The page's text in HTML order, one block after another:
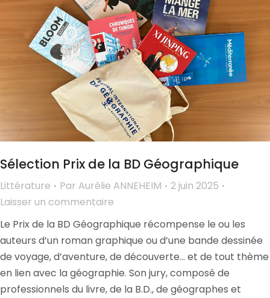
Sélection Prix de la BD Géographique
Littérature Par Aurélie ANNEHEIM
2 juin 2025
Laisser un commentaire
Le Prix de la BD Géographique récompense le ou les
auteurs d’un roman graphique ou d’une bande dessinée
de voyage, d’aventure, de découverte… et de tout thème
en lien avec la géographie. Son jury, composé de
professionnels du livre, de la B.D., de géographes et